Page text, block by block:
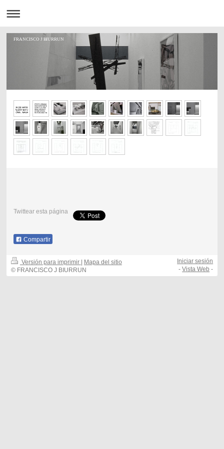
FRANCISCO J BIURRUN
Twittear esta página
Compartir
Versión para imprimir | Mapa del sitio
© FRANCISCO J BIURRUN
Iniciar sesión
-Vista Web -